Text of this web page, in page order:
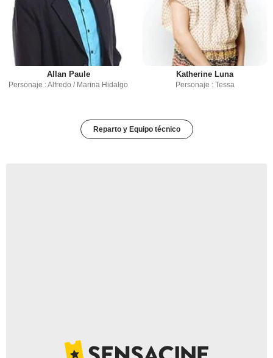
Allan Paule
Personaje : Alfredo / Marina Hidalgo
Katherine Luna
Personaje : Tessa
Reparto y Equipo técnico